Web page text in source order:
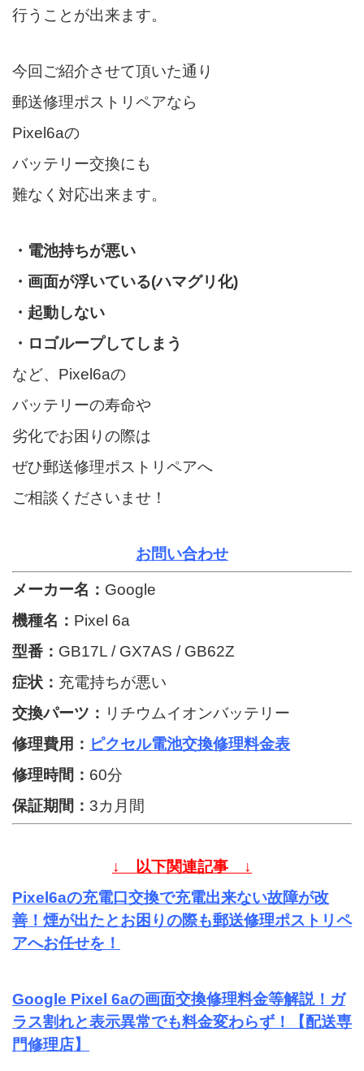
行うことが出来ます。
今回ご紹介させて頂いた通り
郵送修理ポストリペアなら
Pixel6aの
バッテリー交換にも
難なく対応出来ます。
・電池持ちが悪い
・画面が浮いている(ハマグリ化)
・起動しない
・ロゴループしてしまう
など、Pixel6aの
バッテリーの寿命や
劣化でお困りの際は
ぜひ郵送修理ポストリペアへ
ご相談くださいませ！
お問い合わせ
メーカー名： Google
機種名： Pixel 6a
型番： GB17L / GX7AS / GB62Z
症状： 充電持ちが悪い
交換パーツ： リチウムイオンバッテリー
修理費用： ピクセル電池交換修理料金表
修理時間： 60分
保証期間： 3カ月間
↓ 以下関連記事 ↓
Pixel6aの充電口交換で充電出来ない故障が改
善！煙が出たとお困りの際も郵送修理ポストリペ
アへお任せを！
Google Pixel 6aの画面交換修理料金等解説！ガ
ラス割れと表示異常でも料金変わらず！【配送専
門修理店】